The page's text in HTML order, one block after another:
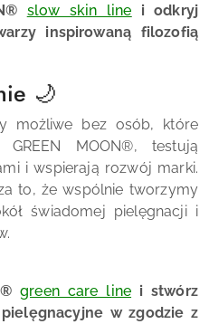
slow skin line i odkryj
inspirowaną filozofią
🌙
możliwe bez osób, które
MOON®, testują
i wspierają rozwój marki.
to, że wspólnie tworzymy
świadomej pielęgnacji i
green care line i stwórz
w zgodzie z